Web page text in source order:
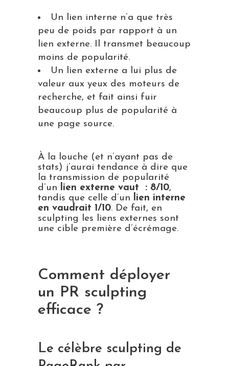
Un lien interne n’a que très
peu de poids par rapport à un
lien externe. Il transmet beaucoup
moins de popularité.
Un lien externe a lui plus de
valeur aux yeux des moteurs de
recherche, et fait ainsi fuir
beaucoup plus de popularité à
une page source.
À la louche (et n’ayant pas de
stats) j’aurai tendance à dire que
la transmission de popularité
d’un lien externe vaut : 8/10,
tandis que celle d’un lien interne
en vaudrait 1/10. De fait, en
sculpting les liens externes sont
une cible première d’écrémage.
Comment déployer
un PR sculpting
efficace ?
Le célèbre sculpting de